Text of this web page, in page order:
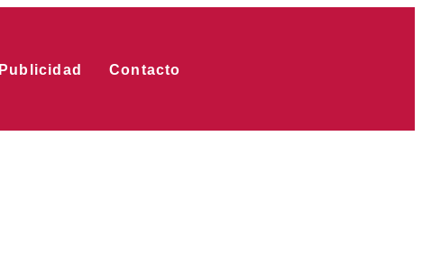
Publicidad Contacto